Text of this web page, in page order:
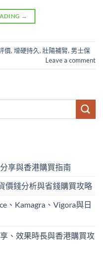
→
價, 增硬持久, 壯陽補腎, 男士保
Leave a comment
享與香港購買指南
價錢分析與省錢購買攻略
、Kamagra、Vigora與日
、效果時長與香港購買攻